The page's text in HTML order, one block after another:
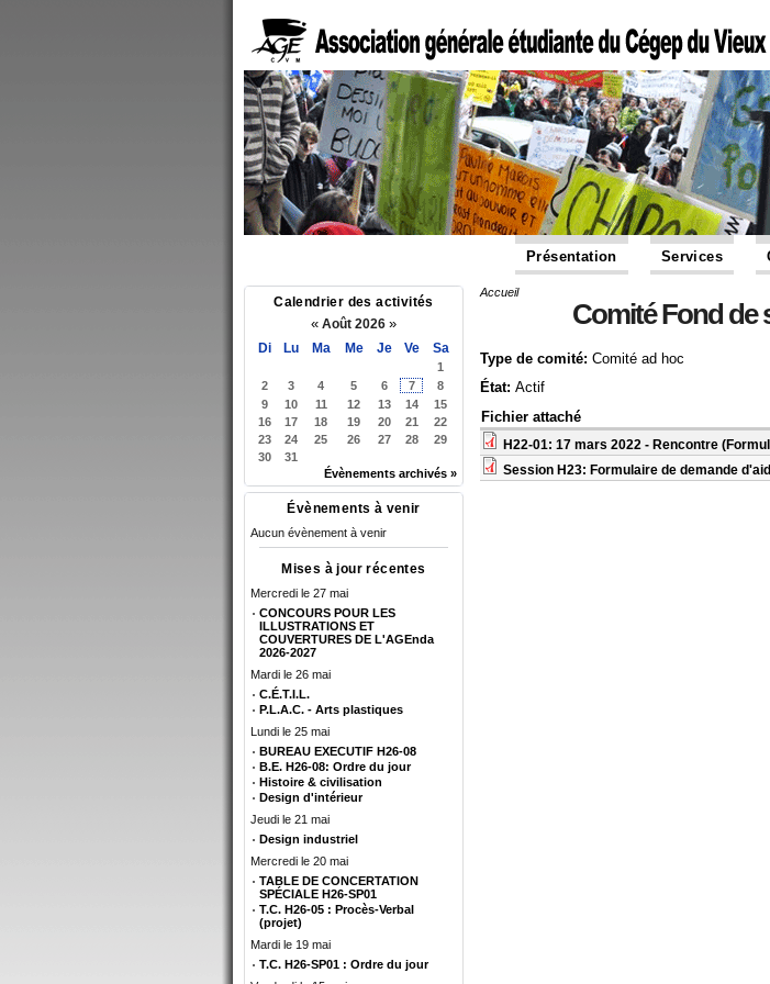
Présentation Services
Calendrier des activités
« Août 2026 »
Di Lu Ma Me Je Ve Sa
1
2
3 4 5 6 7
8
9
10 11 12 13 14
15
16
17 18 19 20 21
22
23
24 25 26 27 28
29
30
31
Évènements archivés »
Évènements à venir
Aucun évènement à venir
Mises à jour récentes
Mercredi le 27 mai
CONCOURS POUR LES
ILLUSTRATIONS ET
COUVERTURES DE L'AGEnda
2026-2027
Mardi le 26 mai
C.É.T.I.L.
P.L.A.C. - Arts plastiques
Lundi le 25 mai
BUREAU EXECUTIF H26-08
B.E. H26-08: Ordre du jour
Histoire & civilisation
Design d'intérieur
Jeudi le 21 mai
Design industriel
Mercredi le 20 mai
TABLE DE CONCERTATION
SPÉCIALE H26-SP01
T.C. H26-05 : Procès-Verbal
(projet)
Mardi le 19 mai
T.C. H26-SP01 : Ordre du jour
Vous êtes ici
Accueil
Comité Fond de
Type de comité: Comité ad hoc
État: Actif
Fichier attaché
H22-01: 17 mars 2022 - Rencontre
Session H23: Formulaire de demande